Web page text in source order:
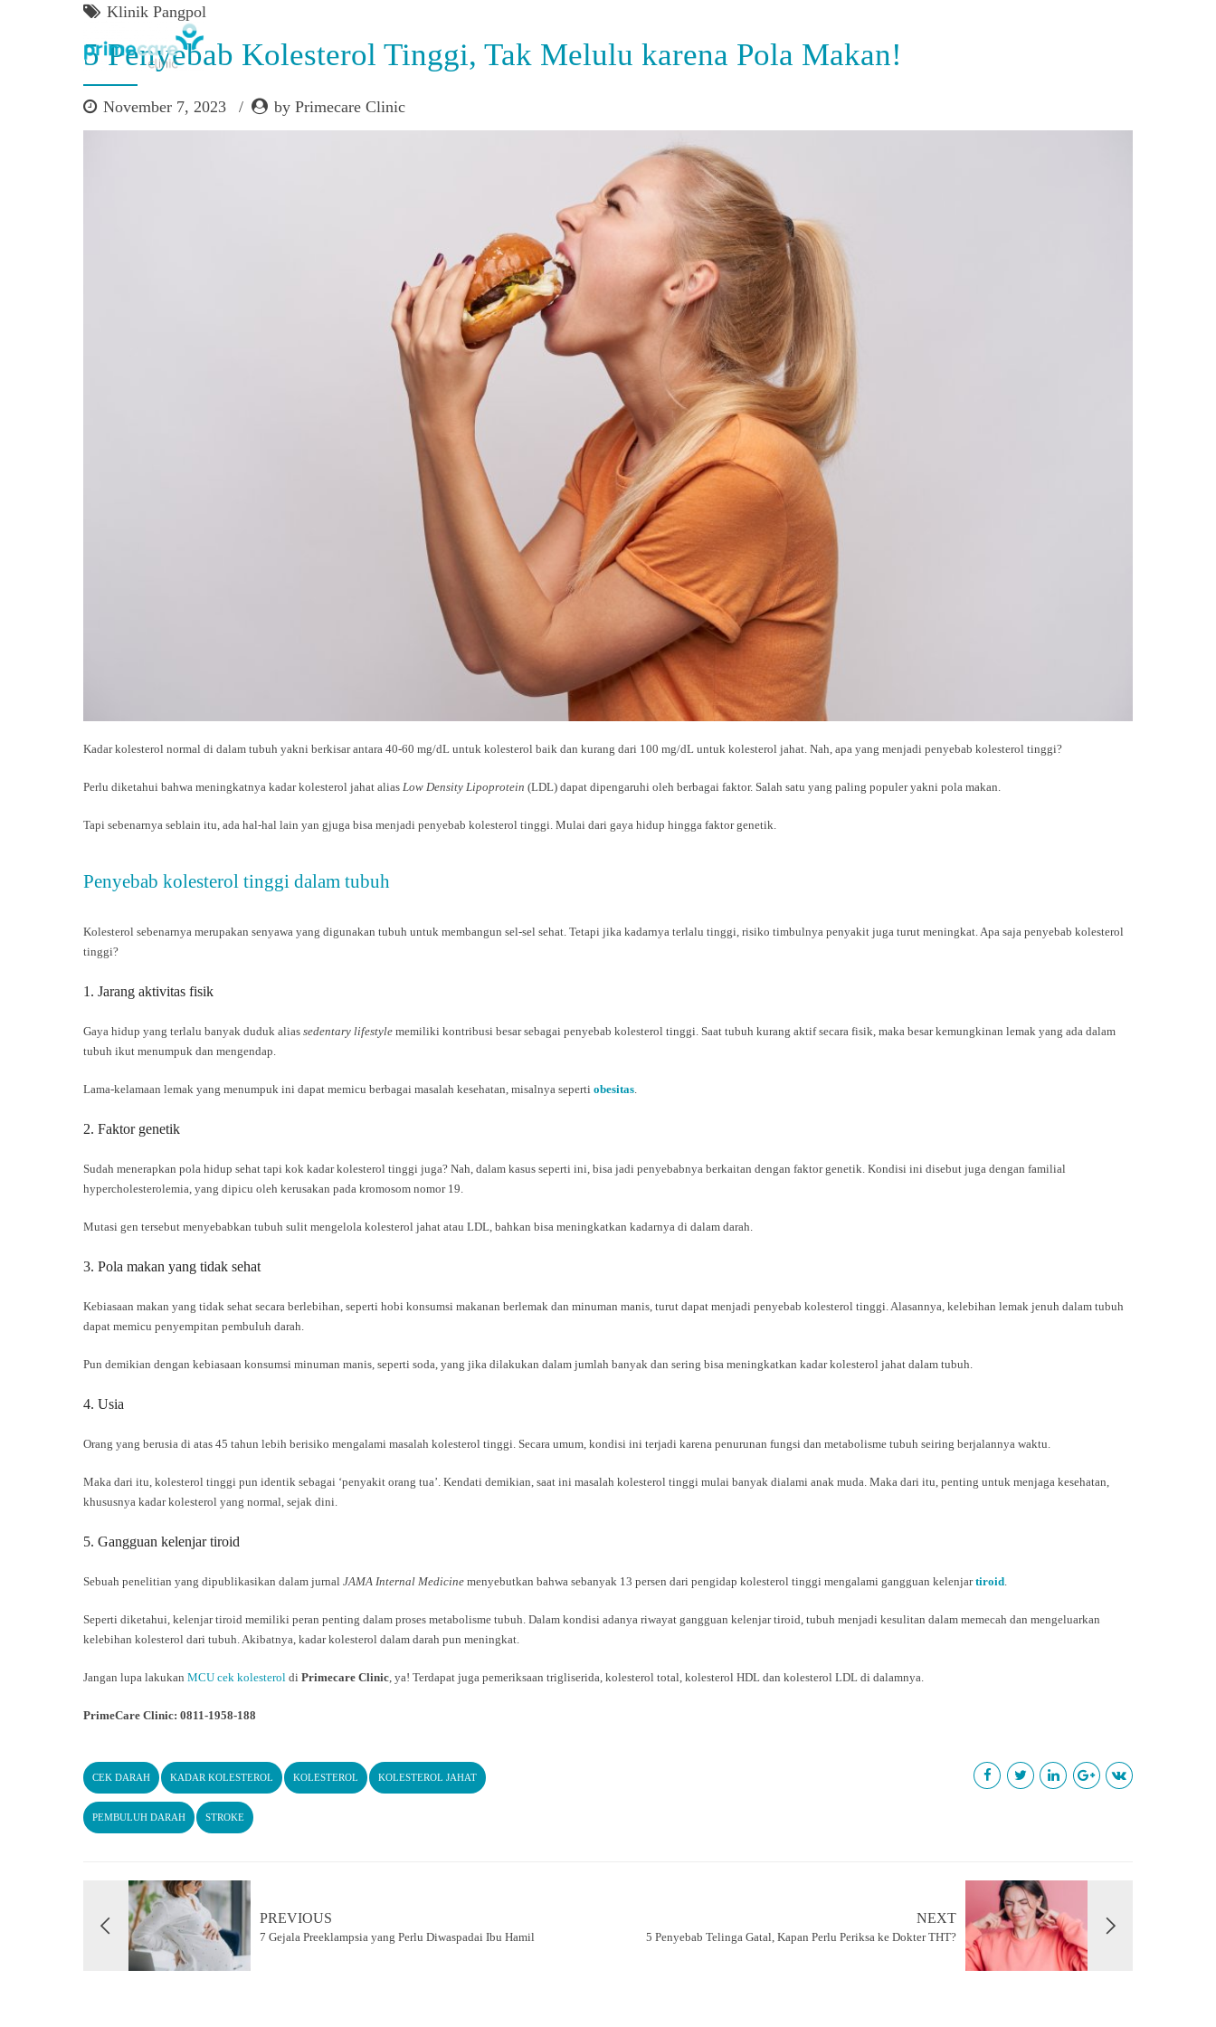
Klinik Pangpol
5 Penyebab Kolesterol Tinggi, Tak Melulu karena Pola Makan!
November 7, 2023 by Primecare Clinic
Kadar kolesterol normal di dalam tubuh yakni berkisar antara 40-60 mg/dL untuk kolesterol baik dan kurang dari 100 mg/dL untuk kolesterol jahat. Nah, apa yang menjadi penyebab kolesterol tinggi?
Perlu diketahui bahwa meningkatnya kadar kolesterol jahat alias Low Density Lipoprotein (LDL) dapat dipengaruhi oleh berbagai faktor. Salah satu yang paling populer yakni pola makan.
Tapi sebenarnya seblain itu, ada hal-hal lain yan gjuga bisa menjadi penyebab kolesterol tinggi. Mulai dari gaya hidup hingga faktor genetik.
Penyebab kolesterol tinggi dalam tubuh
Kolesterol sebenarnya merupakan senyawa yang digunakan tubuh untuk membangun sel-sel sehat. Tetapi jika kadarnya terlalu tinggi, risiko timbulnya penyakit juga turut meningkat. Apa saja penyebab kolesterol
tinggi?
1. Jarang aktivitas fisik
Gaya hidup yang terlalu banyak duduk alias sedentary lifestyle memiliki kontribusi besar sebagai penyebab kolesterol tinggi. Saat tubuh kurang aktif secara fisik, maka besar kemungkinan lemak yang ada dalam
tubuh ikut menumpuk dan mengendap.
Lama-kelamaan lemak yang menumpuk ini dapat memicu berbagai masalah kesehatan, misalnya seperti obesitas.
2. Faktor genetik
Sudah menerapkan pola hidup sehat tapi kok kadar kolesterol tinggi juga? Nah, dalam kasus seperti ini, bisa jadi penyebabnya berkaitan dengan faktor genetik. Kondisi ini disebut juga dengan familial
hypercholesterolemia, yang dipicu oleh kerusakan pada kromosom nomor 19.
Mutasi gen tersebut menyebabkan tubuh sulit mengelola kolesterol jahat atau LDL, bahkan bisa meningkatkan kadarnya di dalam darah.
3. Pola makan yang tidak sehat
Kebiasaan makan yang tidak sehat secara berlebihan, seperti hobi konsumsi makanan berlemak dan minuman manis, turut dapat menjadi penyebab kolesterol tinggi. Alasannya, kelebihan lemak jenuh dalam tubuh
dapat memicu penyempitan pembuluh darah.
Pun demikian dengan kebiasaan konsumsi minuman manis, seperti soda, yang jika dilakukan dalam jumlah banyak dan sering bisa meningkatkan kadar kolesterol jahat dalam tubuh.
4. Usia
Orang yang berusia di atas 45 tahun lebih berisiko mengalami masalah kolesterol tinggi. Secara umum, kondisi ini terjadi karena penurunan fungsi dan metabolisme tubuh seiring berjalannya waktu.
Maka dari itu, kolesterol tinggi pun identik sebagai ‘penyakit orang tua’. Kendati demikian, saat ini masalah kolesterol tinggi mulai banyak dialami anak muda. Maka dari itu, penting untuk menjaga kesehatan,
khususnya kadar kolesterol yang normal, sejak dini.
5. Gangguan kelenjar tiroid
Sebuah penelitian yang dipublikasikan dalam jurnal JAMA Internal Medicine menyebutkan bahwa sebanyak 13 persen dari pengidap kolesterol tinggi mengalami gangguan kelenjartiroid.
Seperti diketahui, kelenjar tiroid memiliki peran penting dalam proses metabolisme tubuh. Dalam kondisi adanya riwayat gangguan kelenjar tiroid, tubuh menjadi kesulitan dalam memecah dan mengeluarkan
kelebihan kolesterol dari tubuh. Akibatnya, kadar kolesterol dalam darah pun meningkat.
Jangan lupa lakukan MCU cek kolesterol di Primecare Clinic, ya! Terdapat juga pemeriksaan trigliserida, kolesterol total, kolesterol HDL dan kolesterol LDL di dalamnya.
PrimeCare Clinic: 0811-1958-188
CEK DARAH KADAR KOLESTEROL KOLESTEROL KOLESTEROL JAHAT
PEMBULUH DARAH STROKE
PREVIOUS
7 Gejala Preeklampsia yang Perlu Diwaspadai Ibu Hamil
NEXT
5 Penyebab Telinga Gatal, Kapan Perlu Periksa ke Dokter THT?